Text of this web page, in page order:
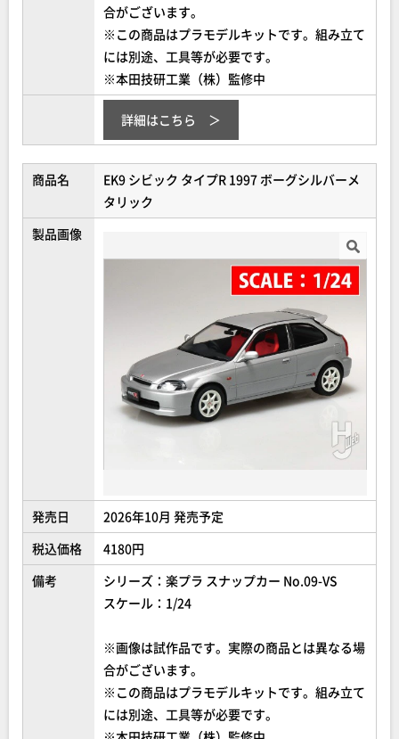
合がございます。
※この商品はプラモデルキットです。組み立て
には別途、工具等が必要です。
※本田技研工業（株）監修中
詳細はこちら
商品名
EK9 シビック タイプR 1997 ボーグシルバーメ
タリック
製品画像
発売日
2026年10月 発売予定
税込価格
4180円
備考
シリーズ：楽プラ スナップカー No.09-VS
スケール：1/24
※画像は試作品です。実際の商品とは異なる場
合がございます。
※この商品はプラモデルキットです。組み立て
には別途、工具等が必要です。